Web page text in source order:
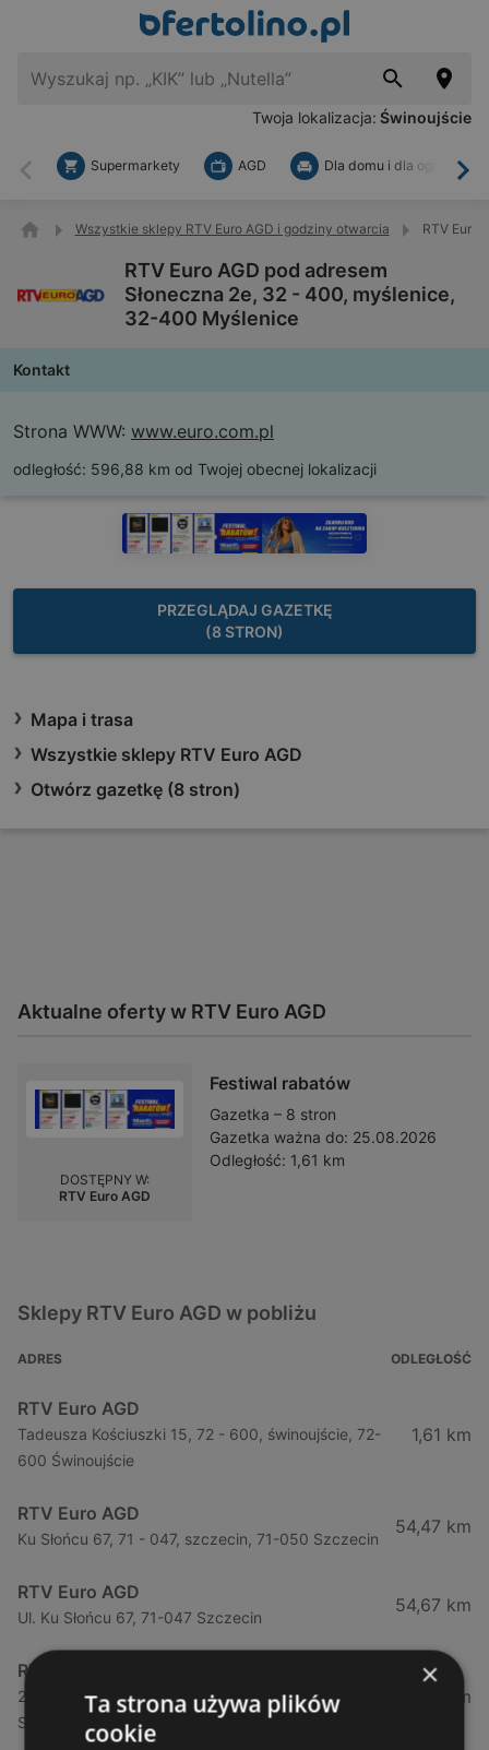
Twoja lokalizacja: Świnoujście
Wstecz
Supermarkety AGD Dla domu i dla ogrodu
Wszystkie sklepy RTV Euro AGD i godziny otwarcia RTV Euro
RTV Euro AGD pod adresem
Słoneczna 2e, 32 - 400, myślenice,
32-400 Myślenice
Kontakt
Strona WWW: www.euro.com.pl
odległość: 596,88 km od Twojej obecnej lokalizacji
PRZEGLĄDAJ GAZETKĘ
(8 STRON)
Mapa i trasa
Wszystkie sklepy RTV Euro AGD
Otwórz gazetkę (8 stron)
Aktualne oferty w RTV Euro AGD
Festiwal rabatów
Gazetka – 8 stron
Gazetka ważna do: 25.08.2026
Odległość: 1,61 km
DOSTĘPNY W:
RTV Euro AGD
Sklepy RTV Euro AGD w pobliżu
ADRES ODLEGŁOŚĆ
RTV Euro AGD
Tadeusza Kościuszki 15, 72 - 600, świnoujście, 72-
600 Świnoujście
1,61 km
RTV Euro AGD
Ku Słońcu 67, 71 - 047, szczecin, 71-050 Szczecin
54,47 km
RTV Euro AGD
Ul. Ku Słońcu 67, 71-047 Szczecin
54,67 km
RTV Euro AGD
26 Kwietnia 91, 71 - 126, szczecin, 71-126
Szczecin
55,41 km
×
Ta strona używa plików
cookie